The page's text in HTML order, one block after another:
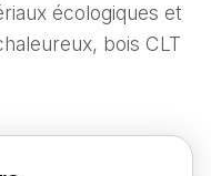
écologiques et
bois CLT